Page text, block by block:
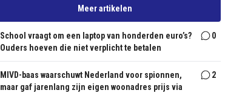
Meer artikelen
School vraagt om een laptop van honderden euro’s?
Ouders hoeven die niet verplicht te betalen
0
MIVD-baas waarschuwt Nederland voor spionnen,
maar gaf jarenlang zijn eigen woonadres prijs via
2